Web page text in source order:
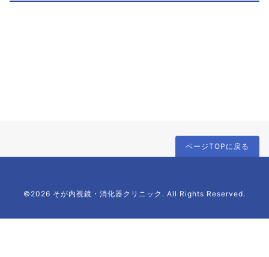
ページTOPに戻る
©2026 そが内視鏡・消化器クリニック. All Rights Reserved.